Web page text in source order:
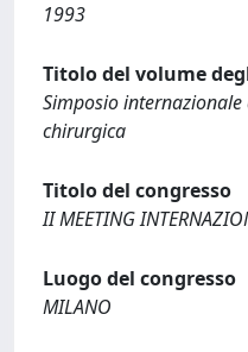
1993
Titolo del volume
Simposio
chirurgica
Titolo del congresso
II MEETING
Luogo del congresso
MILANO